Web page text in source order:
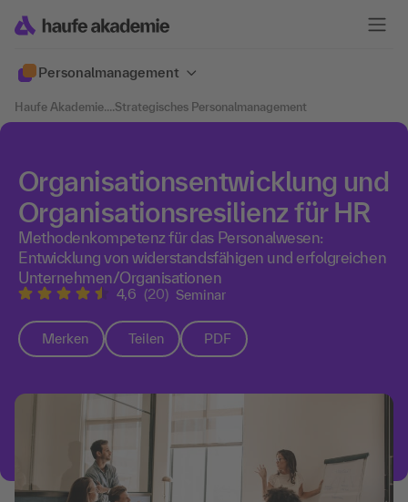
Personalmanagement
Haufe Akademie....Strategisches Personalmanagement
Organisationsentwicklung und
Organisationsresilienz für HR
Methodenkompetenz für das Personalwesen:
Entwicklung von widerstandsfähigen und erfolgreichen
Unternehmen/Organisationen
4,6 (20) Seminar
Merken Teilen PDF